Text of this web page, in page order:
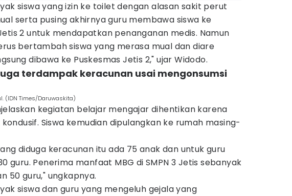
siswa yang izin ke toilet dengan alasan sakit perut
serta pusing akhirnya guru membawa siswa ke
2 untuk mendapatkan penanganan medis. Namun
bertambah siswa yang merasa mual dan diare
dibawa ke Puskesmas Jetis 2," ujar Widodo.
terdampak keracunan usai mengonsumsi
(IDN Times/Daruwaskita)
kegiatan belajar mengajar dihentikan karena
Siswa kemudian dipulangkan ke rumah masing-
diduga keracunan itu ada 75 anak dan untuk guru
guru. Penerima manfaat MBG di SMPN 3 Jetis sebanyak
50 guru," ungkapnya.
siswa dan guru yang mengeluh gejala yang